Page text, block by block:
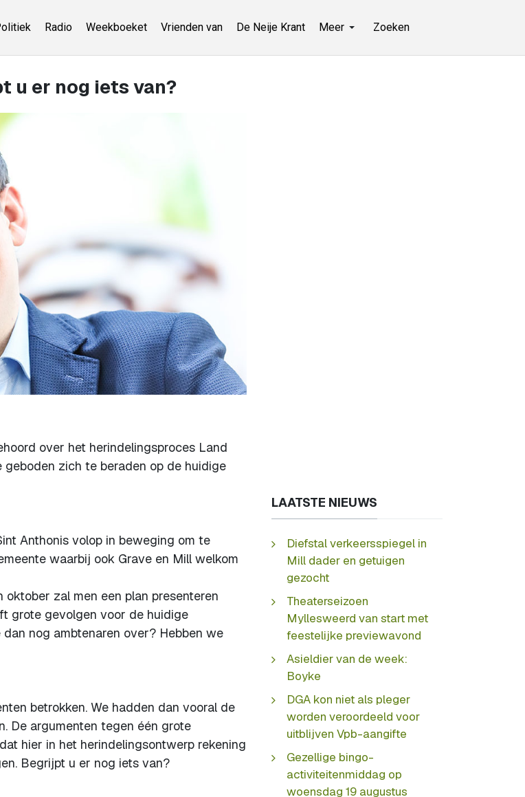
Radio Weekboeket Vrienden van De Neije Krant Meer Zoeken
u er nog iets van?
over het herindelingsproces Land
zich te beraden op de huidige
Anthonis volop in beweging om te
waarbij ook Grave en Mill welkom
zal men een plan presenteren
grote gevolgen voor de huidige
nog ambtenaren over? Hebben we
betrokken. We hadden dan vooral de
De argumenten tegen één grote
hier in het herindelingsontwerp rekening
Begrijpt u er nog iets van?
LAATSTE NIEUWS
Diefstal verkeersspiegel in
Mill dader en getuigen
gezocht
Theaterseizoen
Myllesweerd van start met
feestelijke previewavond
Asieldier van de week:
Boyke
DGA kon niet als pleger
worden veroordeeld voor
uitblijven Vpb-aangifte
Gezellige bingo-
activiteitenmiddag op
woensdag 19 augustus